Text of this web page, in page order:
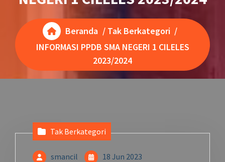
Beranda / Tak Berkategori /
INFORMASI PPDB SMA NEGERI 1 CILELES
2023/2024
Tak Berkategori
smancil 18 Jun 2023